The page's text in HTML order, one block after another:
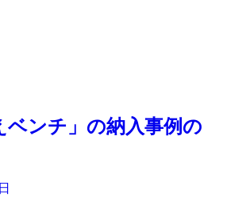
ベンチ」の納入事例の